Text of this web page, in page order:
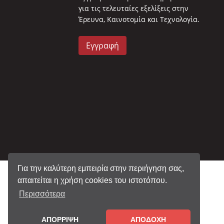
Για την καλύτερη εμπειρία στην περιήγηση σας,
απαιτείται η χρήση cookies του ιστοτόπου.
Περισσότερα
ΑΠΟΡΡΙΨΗ ΑΠΟΔΟΧΗ
για τις τελευταίες εξελίξεις στην
Έρευνα, Καινοτομία και Τεχνολογία.
Εγγραφή